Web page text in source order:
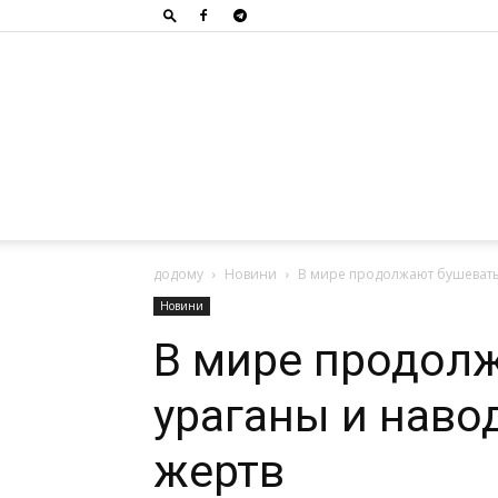
додому Новини В мире продолжают
Новини
В мире
ураганы и
жертв